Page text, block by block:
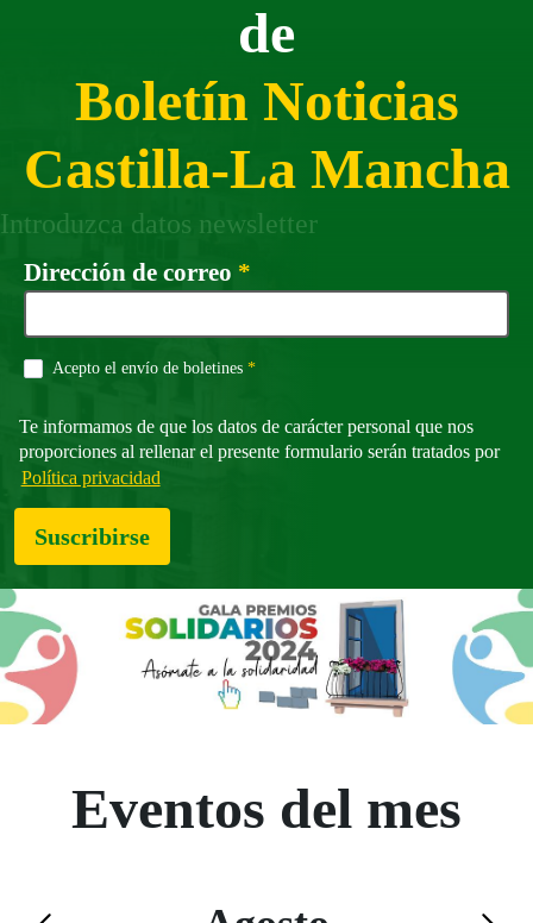
de
Boletín Noticias
Castilla-La Mancha
Introduzca datos newsletter
Dirección de correo *
Acepto el envío de boletines *Campo obligatorio
Te informamos de que los datos de carácter personal que nos
proporciones al rellenar el presente formulario serán tratados por
Política privacidad
Suscribirse
Eventos del mes
Saltar el calendario